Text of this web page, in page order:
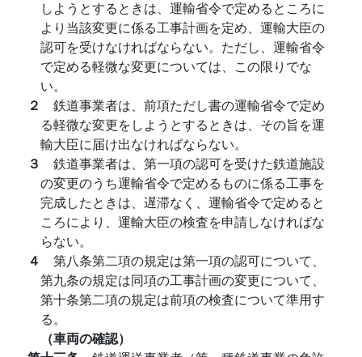
しようとするときは、運輸省令で定めるところに
より当該変更に係る工事計画を定め、運輸大臣の
認可を受けなければならない。ただし、運輸省令
で定める軽微な変更については、この限りでな
い。
２ 鉄道事業者は、前項ただし書の運輸省令で定め
る軽微な変更をしようとするときは、その旨を運
輸大臣に届け出なければならない。
３ 鉄道事業者は、第一項の認可を受けた鉄道施設
の変更のうち運輸省令で定めるものに係る工事を
完成したときは、遅滞なく、運輸省令で定めると
ころにより、運輸大臣の検査を申請しなければな
らない。
４ 第八条第二項の規定は第一項の認可について、
第九条の規定は同項の工事計画の変更について、
第十条第二項の規定は前項の検査について準用す
る。
（車両の確認）